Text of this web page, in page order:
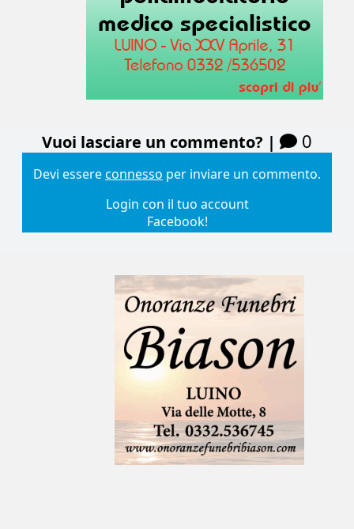
Vuoi lasciare un commento? | 0
Devi essereconnesso per inviare un commento.
Login con il tuo account
Facebook!